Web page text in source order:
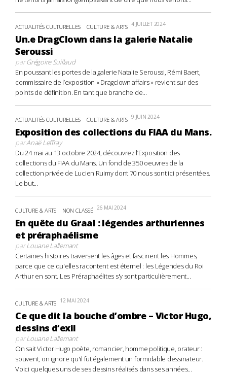
ACTUALITÉS CULTURELLES CULTURE & ARTS 4 JUILLET 2024
Un.e DragClown dans la galerie Natalie
Seroussi
parGrégoire Suillaud
En poussant les portes de la galerie Natalie Seroussi, Rémi Baert,
commissaire de l’exposition « Dragclown affairs » revient sur des
points de définition. En tant que branche de...
ACTUALITÉS CULTURELLES CULTURE & ARTS 9 JUIN 2024
Exposition des collections du FIAA du Mans.
parAnaë Leffray
Du 24 mai au 13 octobre 2024, découvrez l’Exposition des
collections du FIAA du Mans. Un fond de 350 oeuvres de la
collection privée de Lucien Ruimy dont 70 nous sont ici présentées.
Le but...
CULTURE & ARTS NON CLASSÉ 26 MAI 2024
En quête du Graal : légendes arthuriennes
et préraphaélisme
parLouane Lallemant
Certaines histoires traversent les âges et fascinent les Hommes,
parce que ce qu'elles racontent est éternel : les Légendes du Roi
Arthur en sont. Les Préraphaélites s'y sont particulièrement...
CULTURE & ARTS 12 MAI 2024
Ce que dit la bouche d’ombre – Victor Hugo,
dessins d’exil
parLouane Lallemant
On sait Victor Hugo poète, romancier, homme politique, orateur :
souvent, on ignore qu'il fut également un formidable dessinateur.
Voici quelques uns de ses dessins réalisés dans ses années...